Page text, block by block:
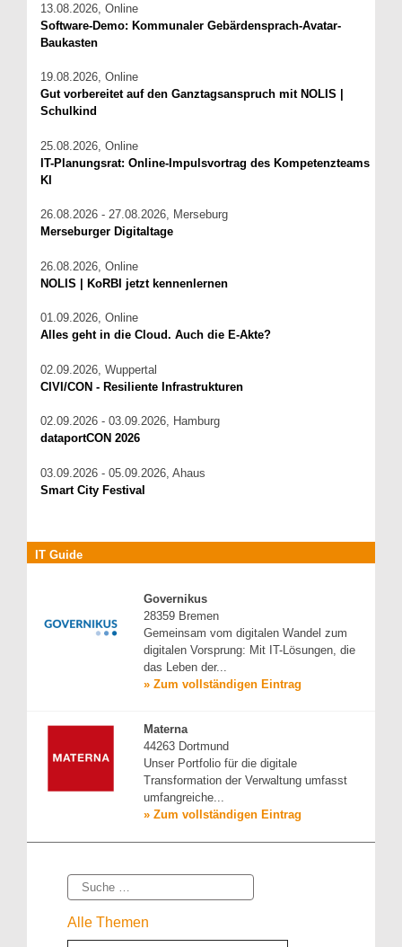
13.08.2026, Online
Software-Demo: Kommunaler Gebärdensprach-Avatar-
Baukasten
19.08.2026, Online
Gut vorbereitet auf den Ganztagsanspruch mit NOLIS |
Schulkind
25.08.2026, Online
IT-Planungsrat: Online-Impulsvortrag des Kompetenzteams
KI
26.08.2026 - 27.08.2026, Merseburg
Merseburger Digitaltage
26.08.2026, Online
NOLIS | KoRBI jetzt kennenlernen
01.09.2026, Online
Alles geht in die Cloud. Auch die E-Akte?
02.09.2026, Wuppertal
CIVI/CON - Resiliente Infrastrukturen
02.09.2026 - 03.09.2026, Hamburg
dataportCON 2026
03.09.2026 - 05.09.2026, Ahaus
Smart City Festival
IT Guide
Governikus
28359 Bremen
Gemeinsam vom digitalen Wandel zum
digitalen Vorsprung: Mit IT-Lösungen, die
das Leben der...
» Zum vollständigen Eintrag
Materna
44263 Dortmund
Unser Portfolio für die digitale
Transformation der Verwaltung umfasst
umfangreiche...
» Zum vollständigen Eintrag
Suche
Alle Themen